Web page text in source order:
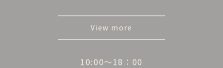
View more
10:00〜18：00